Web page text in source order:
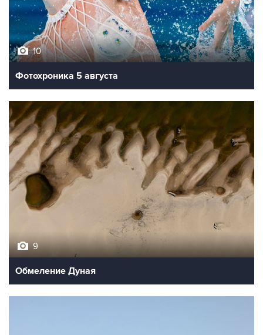
10
Фотохроника 5 августа
9
Обмеление Дуная